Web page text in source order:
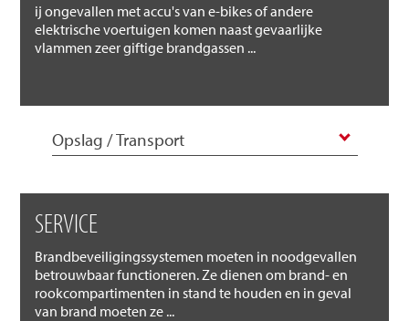
ij ongevallen met accu's van e-bikes of andere
elektrische voertuigen komen naast gevaarlijke
vlammen zeer giftige brandgassen ...
Opslag / Transport
SERVICE
Brandbeveiligingssystemen moeten in noodgevallen
betrouwbaar functioneren. Ze dienen om brand- en
rookcompartimenten in stand te houden en in geval
van brand moeten ze ...